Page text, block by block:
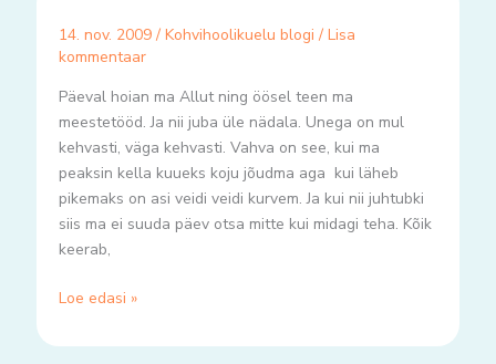
14. nov. 2009 / Kohvihoolikuelu blogi / Lisa
kommentaar
Päeval hoian ma Allut ning öösel teen ma
meestetööd. Ja nii juba üle nädala. Unega on mul
kehvasti, väga kehvasti. Vahva on see, kui ma
peaksin kella kuueks koju jõudma aga kui läheb
pikemaks on asi veidi veidi kurvem. Ja kui nii juhtubki
siis ma ei suuda päev otsa mitte kui midagi teha. Kõik
keerab,
Loe edasi »